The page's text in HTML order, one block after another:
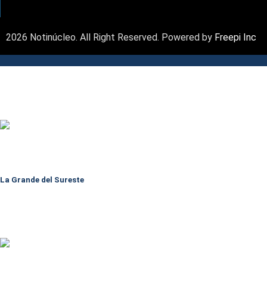
2026 Notinúcleo. All Right Reserved. Powered by Freepi Inc
La Grande del Sureste